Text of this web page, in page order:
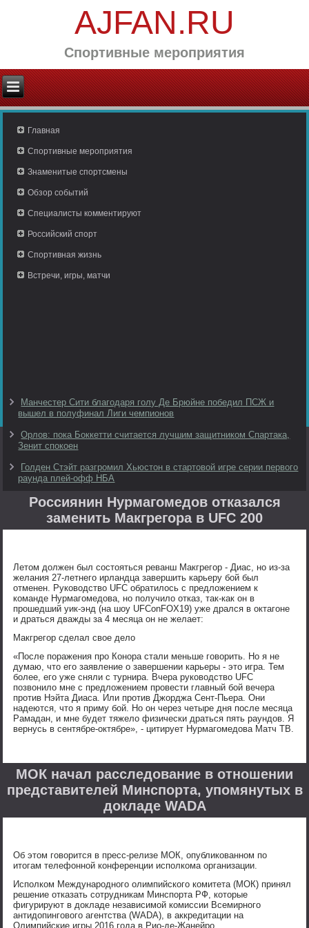
AJFAN.RU
Спортивные мероприятия
Главная
Спортивные мероприятия
Знаменитые спортсмены
Обзор событий
Специалисты комментируют
Российский спорт
Спортивная жизнь
Встречи, игры, матчи
Манчестер Сити благодаря голу Де Брюйне победил ПСЖ и
вышел в полуфинал Лиги чемпионов
Орлов: пока Боккетти считается лучшим защитником Спартака,
Зенит спокоен
Голден Стэйт разгромил Хьюстон в стартовой игре серии первого
раунда плей-офф НБА
Россиянин Нурмагомедов отказался
заменить Макгрегора в UFC 200
Летом должен был состояться реванш Макгрегор - Диас, но из-за
желания 27-летнего ирландца завершить карьеру бой был
отменен. Руководство UFC обратилось с предложением к
команде Нурмагомедова, но получило отказ, так-как он в
прошедший уик-энд (на шоу UFConFOX19) уже дрался в октагоне
и драться дважды за 4 месяца он не желает:
Макгрегор сделал свое дело
«После поражения про Конора стали меньше говорить. Но я не
думаю, что его заявление о завершении карьеры - это игра. Тем
более, его уже сняли с турнира. Вчера руководство UFC
позвонило мне с предложением провести главный бой вечера
против Нэйта Диаса. Или против Джорджа Сент-Пьера. Они
надеются, что я приму бой. Но он через четыре дня после месяца
Рамадан, и мне будет тяжело физически драться пять раундов. Я
вернусь в сентябре-октябре», - цитирует Нурмагомедова Матч ТВ.
МОК начал расследование в отношении
представителей Минспорта, упомянутых в
докладе WADA
Об этом говорится в пресс-релизе МОК, опубликованном по
итогам телефонной конференции исполкома организации.
Исполком Международного олимпийского комитета (МОК) принял
решение отказать сотрудникам Минспорта РФ, которые
фигурируют в докладе независимой комиссии Всемирного
антидопингового агентства (WADA), в аккредитации на
Олимпийские игры 2016 года в Рио-де-Жанейро.